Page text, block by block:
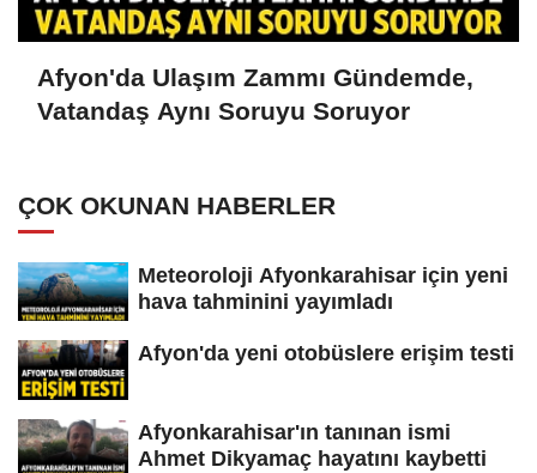
Afyon'da Ulaşım Zammı Gündemde,
Vatandaş Aynı Soruyu Soruyor
ÇOK OKUNAN HABERLER
Meteoroloji Afyonkarahisar için yeni
hava tahminini yayımladı
Afyon'da yeni otobüslere erişim testi
Afyonkarahisar'ın tanınan ismi
Ahmet Dikyamaç hayatını kaybetti